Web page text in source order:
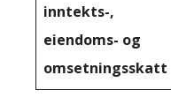
inntekts-,
eiendoms- og
omsetningsskatt